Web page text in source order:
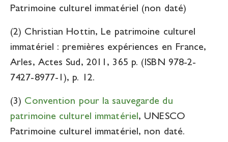
Patrimoine culturel immatériel (non daté)
(2) Christian Hottin, Le patrimoine culturel
immatériel : premières expériences en France,
Arles, Actes Sud, 2011, 365 p. (ISBN 978-2-
7427-8977-1), p. 12.
(3) Convention pour la sauvegarde du
patrimoine culturel immatériel, UNESCO
Patrimoine culturel immatériel, non daté.